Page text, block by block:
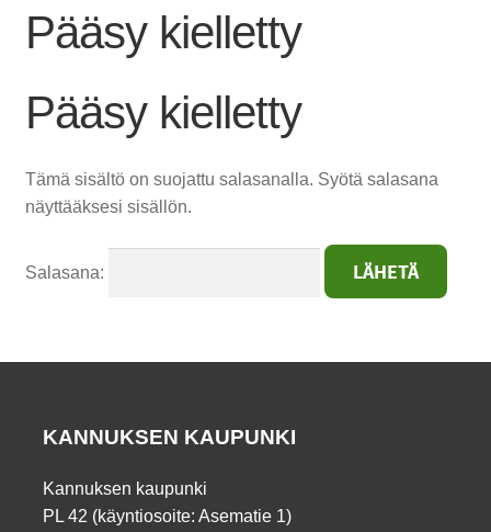
Pääsy kielletty
Pääsy kielletty
Tämä sisältö on suojattu salasanalla. Syötä salasana
näyttääksesi sisällön.
Salasana:
KANNUKSEN KAUPUNKI
Kannuksen kaupunki
PL 42 (käyntiosoite: Asematie 1)